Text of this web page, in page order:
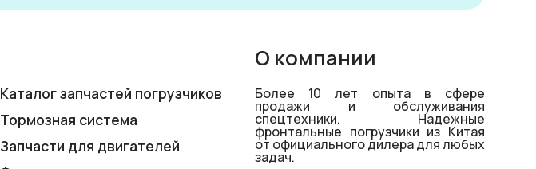
Каталог запчастей погрузчиков
Тормозная система
Запчасти для двигателей
О компании
Более 10 лет опыта в сфере
продажи и обслуживания
спецтехники. Надежные
фронтальные погрузчики из Китая
от официального дилера для любых
задач.